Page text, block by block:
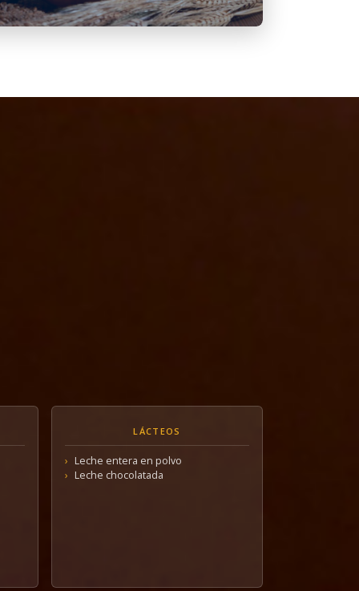
LÁCTEOS
Leche entera en polvo
Leche chocolatada